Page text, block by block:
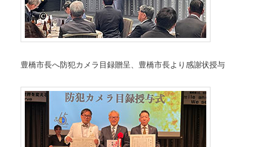
豊橋市長へ防犯カメラ目録贈呈、豊橋市長より感謝状授与